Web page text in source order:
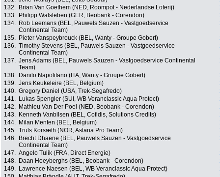
132.
Brian Van Goethem (NED, Roompot - Nederlandse Loterij)
133.
Philipp Walsleben (GER, Beobank - Corendon)
134.
Rob Leemans (BEL, Pauwels Sauzen - Vastgoedservice
Continental Team)
135. Pieter Vanspeybrouck (BEL, Wanty - Groupe Gobert)
136. Timothy Stevens (BEL, Pauwels Sauzen - Vastgoedservice
Continental Team)
137. Jens Adams (BEL, Pauwels Sauzen - Vastgoedservice Continental
Team)
138. Danilo Napolitano (ITA, Wanty - Groupe Gobert)
139. Jens Keukeleire (BEL, Belgium)
140. Gregory Daniel (USA, Trek-Segafredo)
141.
Lukas Spengler (SUI, WB Veranclassic Aqua Protect)
142.
Mathieu Van Der Poel (NED, Beobank - Corendon)
143.
Kenneth Vanbilsen (BEL, Cofidis, Solutions Credits)
144.
Milan Menten (BEL, Belgium)
145. Truls Korsæth (NOR, Astana Pro Team)
146.
Brecht Dhaene (BEL, Pauwels Sauzen - Vastgoedservice
Continental Team)
147. Angelo Tulik (FRA, Direct Energie)
148.
Daan Hoeyberghs (BEL, Beobank - Corendon)
149.
Lawrence Naesen (BEL, WB Veranclassic Aqua Protect)